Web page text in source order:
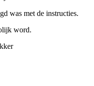
was met de instructies.
word.